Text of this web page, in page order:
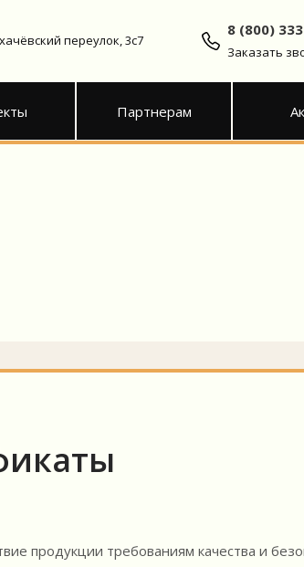
переулок, 3с7
8 (800)
Заказать
Партнерам
продукции требованиям качества и